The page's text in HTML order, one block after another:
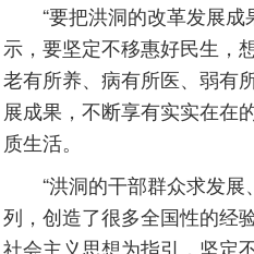
“要把洪洞的改革发展成
示，要坚定不移惠好民生，
老有所养、病有所医、弱有
展成果，不断享有实实在在
质生活。
“洪洞的干部群众求发展
列，创造了很多全国性的经
社会主义思想为指引，坚定